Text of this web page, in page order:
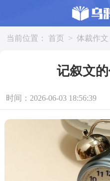
当前位置： 首页 > 体裁作文
记叙文
时间：2026-06-03 18:56:39